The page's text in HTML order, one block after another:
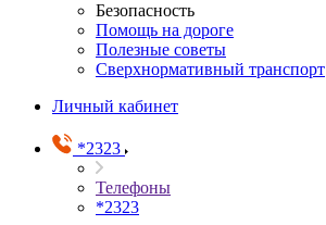
Безопасность
Помощь на дороге
Полезные советы
Сверхнормативный транспорт
Личный кабинет
*2323
Телефоны
*2323